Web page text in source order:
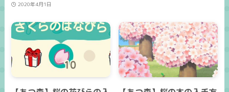
2020年4月1日